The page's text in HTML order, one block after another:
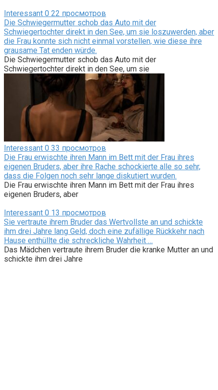
Interessant 0 22 просмотров
Die Schwiegermutter schob das Auto mit der
Schwiegertochter direkt in den See, um sie loszuwerden, aber
die Frau konnte sich nicht einmal vorstellen, wie diese ihre
grausame Tat enden würde.
Die Schwiegermutter schob das Auto mit der
Schwiegertochter direkt in den See, um sie
Interessant 0 33 просмотров
Die Frau erwischte ihren Mann im Bett mit der Frau ihres
eigenen Bruders, aber ihre Rache schockierte alle so sehr,
dass die Folgen noch sehr lange diskutiert wurden.
Die Frau erwischte ihren Mann im Bett mit der Frau ihres
eigenen Bruders, aber
Interessant 0 13 просмотров
Sie vertraute ihrem Bruder das Wertvollste an und schickte
ihm drei Jahre lang Geld, doch eine zufällige Rückkehr nach
Hause enthüllte die schreckliche Wahrheit …
Das Mädchen vertraute ihrem Bruder die kranke Mutter an und
schickte ihm drei Jahre